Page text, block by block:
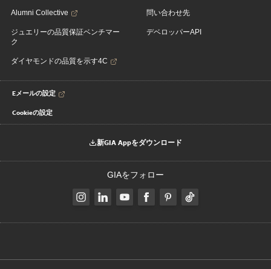
Alumni Collective
ジュエリーの品質保証ベンチマー
ク
ダイヤモンドの品質を示す4C
問い合わせ先
デベロッパーAPI
Eメールの設定
Cookieの設定
新GIA Appをダウンロード
GIAをフォロー